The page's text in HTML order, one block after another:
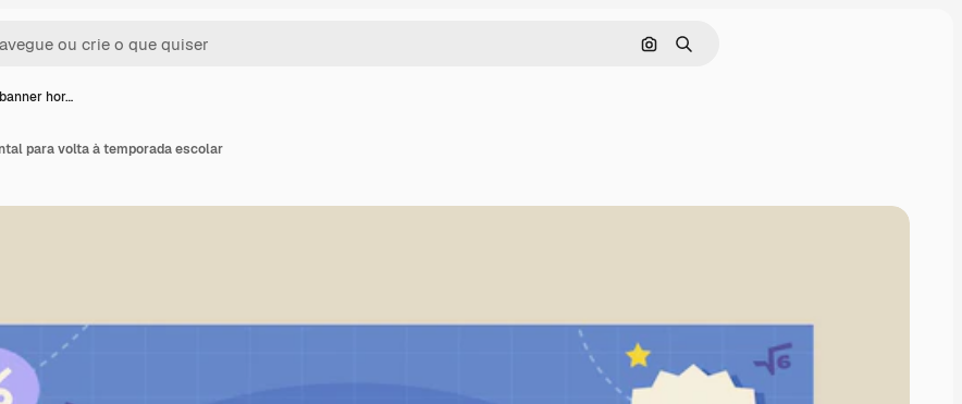
Pesquisar por imagem
Buscar
hor…
para volta à temporada escolar